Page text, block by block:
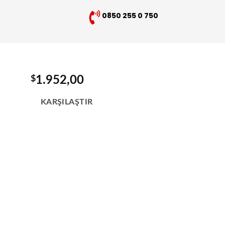
0850 255 0 750
$1.952,00
KARŞILAŞTIR